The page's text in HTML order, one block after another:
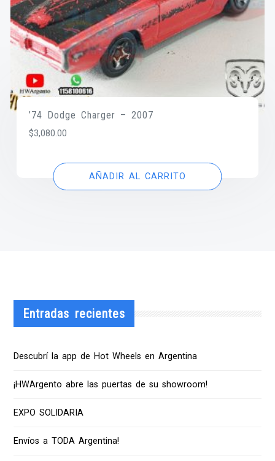
’74 Dodge Charger – 2007
$3,080.00
AÑADIR AL CARRITO
Entradas recientes
Descubrí la app de Hot Wheels en Argentina
¡HWArgento abre las puertas de su showroom!
EXPO SOLIDARIA
Envíos a TODA Argentina!